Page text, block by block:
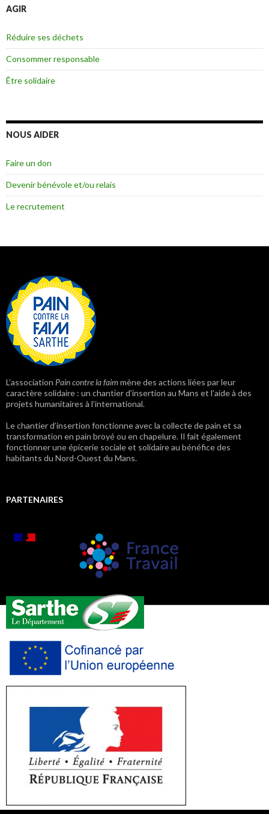
AGIR
Réduire ses déchets
Consommer responsable
Être solidaire
NOUS AIDER
Faire un don
Devenir bénévole et/ou relais
Le recrutement
L’association Pain contre la faimmène des actions liées par leur
caractère solidaire : un chantier d’insertion au Mans et l’aide à des
projets humanitaires à l’international.
Le chantier d’insertion fonctionne avec la collecte de pain et sa
transformation en pain broyé ou en chapelure. Il fait également
fonctionner une épicerie sociale et solidaire au bénéfice des
habitants du Nord-Ouest du Mans.
PARTENAIRES